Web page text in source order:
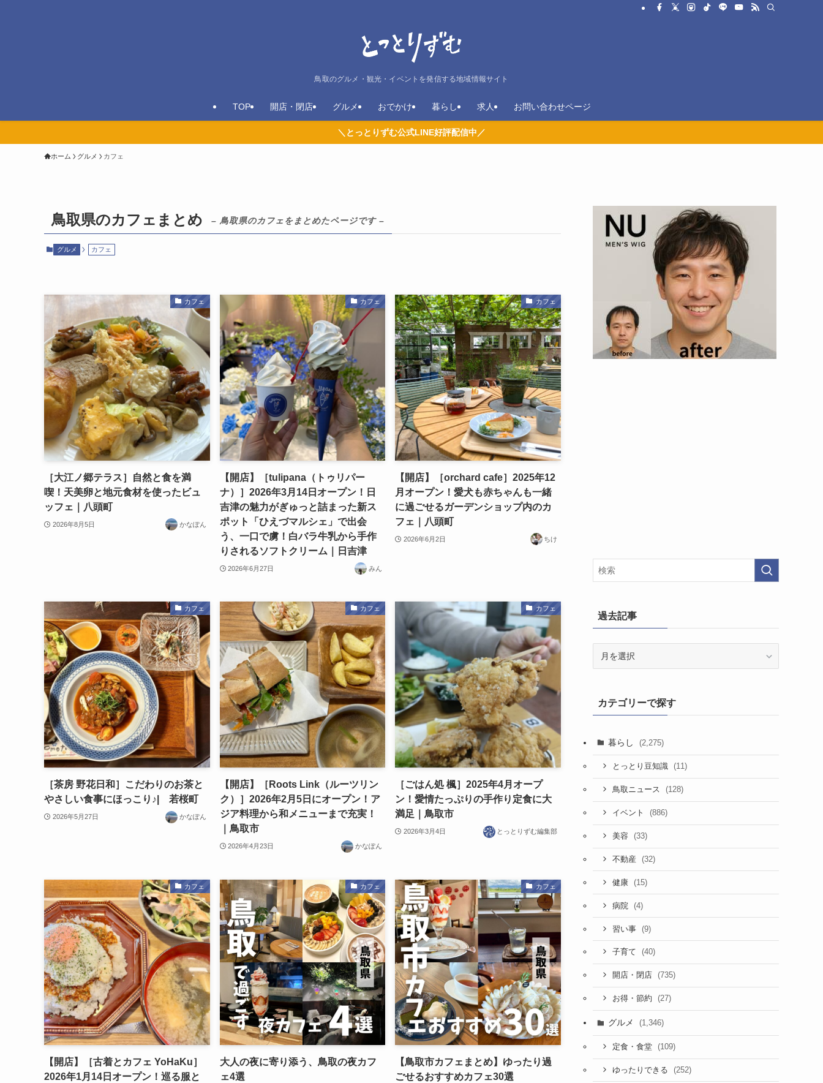
鳥取のグルメ・観光・イベントを発信する地域情報サイト
TOP 開店・閉店 グルメ おでかけ 暮らし 求人 お問い合わせページ
＼とっとりずむ公式LINE好評配信中／
ホーム グルメ カフェ
鳥取県のカフェまとめ – 鳥取県のカフェをまとめたページです –
グルメ カフェ
カフェ
［大江ノ郷テラス］自然と食を満
喫！天美卵と地元食材を使ったビュ
ッフェ｜八頭町
2026年8月5日 かなぽん
カフェ
【開店】［tulipana（トゥリパー
ナ）］2026年3月14日オープン！日
吉津の魅力がぎゅっと詰まった新ス
ポット「ひえづマルシェ」で出会
う、一口で虜！白バラ牛乳から手作
りされるソフトクリーム｜日吉津
2026年6月27日 みん
カフェ
【開店】［orchard cafe］2025年12
月オープン！愛犬も赤ちゃんも一緒
に過ごせるガーデンショップ内のカ
フェ｜八頭町
2026年6月2日 ちけ
カフェ
［茶房 野花日和］こだわりのお茶と
やさしい食事にほっこり♪| 若桜町
2026年5月27日 かなぽん
カフェ
【開店】［Roots Link（ルーツリン
ク）］2026年2月5日にオープン！ア
ジア料理から和メニューまで充実！
｜鳥取市
2026年4月23日 かなぽん
カフェ
［ごはん処 楓］2025年4月オープ
ン！愛情たっぷりの手作り定食に大
満足｜鳥取市
2026年3月4日 とっとりずむ編集部
カフェ
【開店】［古着とカフェ YoHaKu］
2026年1月14日オープン！巡る服と
カフェ
大人の夜に寄り添う、鳥取の夜カフ
ェ4選
カフェ
【鳥取市カフェまとめ】ゆったり過
ごせるおすすめカフェ30選
過去記事
カテゴリーで探す
暮らし (2,275)
とっとり豆知識 (11)
鳥取ニュース (128)
イベント (886)
美容 (33)
不動産 (32)
健康 (15)
病院 (4)
習い事 (9)
子育て (40)
開店・閉店 (735)
お得・節約 (27)
グルメ (1,346)
定食・食堂 (109)
ゆったりできる (252)